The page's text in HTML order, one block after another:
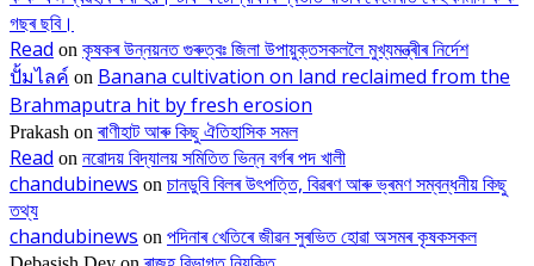
গছৰ ছবি।
Read on কৃষকৰ উন্নয়নত গুৰুত্বঃ জিলা উপায়ুক্তসকললৈ মুখ্যমন্ত্ৰীৰ নিৰ্দেশ
ปั้มไลค์ on Banana cultivation on land reclaimed from the
Brahmaputra hit by fresh erosion
Prakash onৰাণীহাট আৰু কিছু ঐতিহাসিক সমল
Read on নৱোদয় বিদ্যালয় সমিতিত ভিন্ন বৰ্গৰ পদ খালী
chandubinews on চানডুবি বিলৰ উৎপত্তি, বিৱৰণ আৰু ভ্ৰমণ সম্বন্ধনীয় কিছু
তথ্য
chandubinews on পদিনাৰ খেতিৰে জীৱন সুৰভিত হোৱা অসমৰ কৃষকসকল